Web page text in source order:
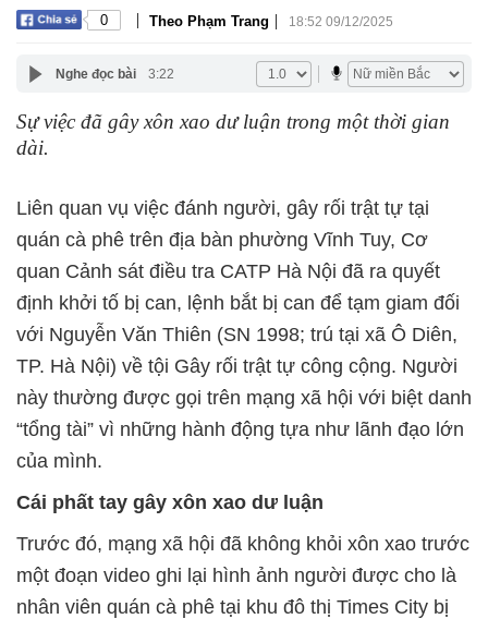
0 | Theo Phạm Trang | 18:52 09/12/2025
Nghe đọc bài 3:22
Sự việc đã gây xôn xao dư luận trong một thời gian
dài.
Liên quan vụ việc đánh người, gây rối trật tự tại
quán cà phê trên địa bàn phường Vĩnh Tuy, Cơ
quan Cảnh sát điều tra CATP Hà Nội đã ra quyết
định khởi tố bị can, lệnh bắt bị can để tạm giam đối
với Nguyễn Văn Thiên (SN 1998; trú tại xã Ô Diên,
TP. Hà Nội) về tội Gây rối trật tự công cộng. Người
này thường được gọi trên mạng xã hội với biệt danh
“tổng tài” vì những hành động tựa như lãnh đạo lớn
của mình.
Cái phất tay gây xôn xao dư luận
Trước đó, mạng xã hội đã không khỏi xôn xao trước
một đoạn video ghi lại hình ảnh người được cho là
nhân viên quán cà phê tại khu đô thị Times City bị